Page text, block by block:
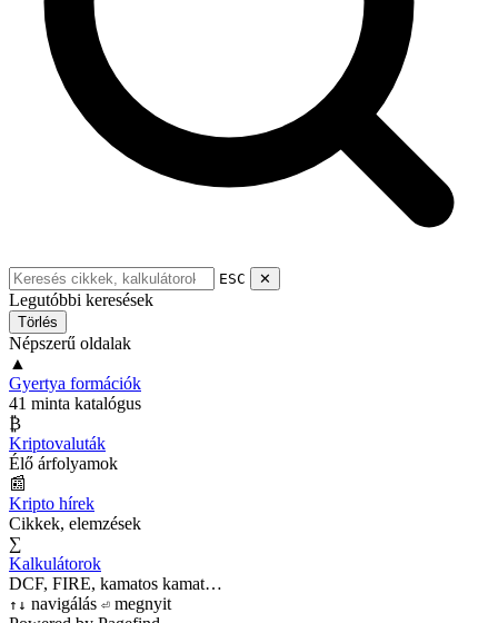
ESC ✕
Legutóbbi keresések
Törlés
Népszerű oldalak
▲
Gyertya formációk
41 minta katalógus
₿
Kriptovaluták
Élő árfolyamok
📰
Kripto hírek
Cikkek, elemzések
∑
Kalkulátorok
DCF, FIRE, kamatos kamat…
↑ ↓ navigálás ⏎ megnyit